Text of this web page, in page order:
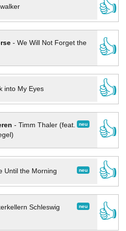
👍
- We Will Not Forget the
👍
into My Eyes
👍
neu
- Timm Thaler (feat.
👍
neu
Until the Morning
👍
neu
Schleswig
👍